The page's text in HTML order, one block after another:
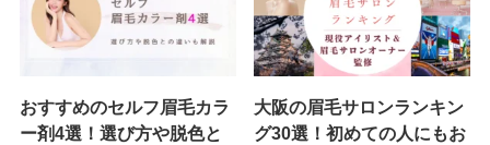
おすすめのセルフ眉毛カラ
ー剤4選！選び方や脱色と
大阪の眉毛サロンランキン
グ30選！初めての人にもお